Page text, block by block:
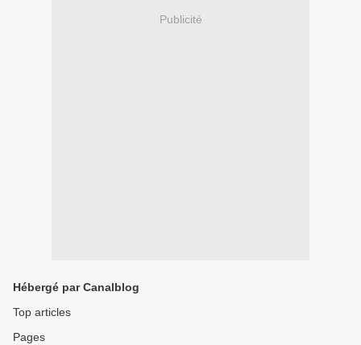
Publicité
Hébergé par Canalblog
Top articles
Pages